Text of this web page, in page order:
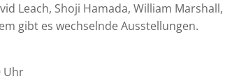
Leach, Shoji Hamada, William Marshall,
gibt es wechselnde Ausstellungen.
Uhr